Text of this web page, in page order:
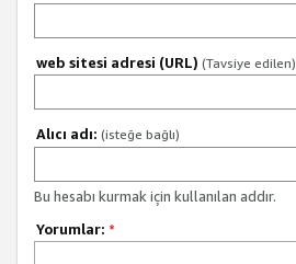
web sitesi adresi (URL) (Tavsiye edilen)
Alıcı adı: (isteğe bağlı)
Bu hesabı kurmak için kullanılan addır.
Yorumlar: *